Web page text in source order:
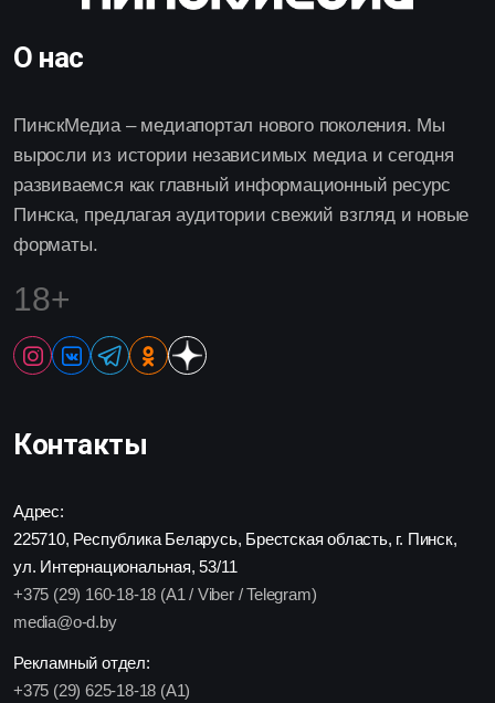
О нас
ПинскМедиа – медиапортал нового поколения. Мы
выросли из истории независимых медиа и сегодня
развиваемся как главный информационный ресурс
Пинска, предлагая аудитории свежий взгляд и новые
форматы.
18+
Контакты
Адрес:
225710, Республика Беларусь, Брестская область, г. Пинск,
ул. Интернациональная, 53/11
+375 (29) 160-18-18 (A1 / Viber / Telegram)
media@o-d.by
Рекламный отдел:
+375 (29) 625-18-18 (A1)